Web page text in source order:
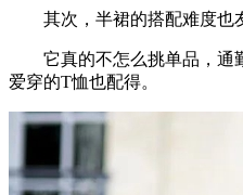
其次，半裙的搭配难度也
它真的不怎么挑单品，通
爱穿的T恤也配得。